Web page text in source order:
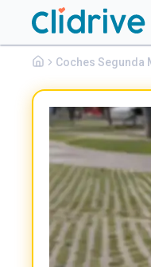
Coches Segunda
AudiA5
CABRIO 2.7 TDI